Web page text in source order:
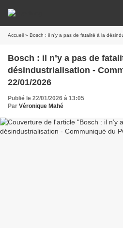
Accueil » Bosch : il n’y a pas de fatalité à la
Bosch : il n’y a pas de
désindustrialisation -
22/01/2026
Publié le 22/01/2026 à 13:05
Par Véronique Mahé